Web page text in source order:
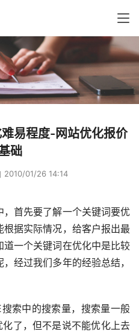
易程度-网站优化报价
础
2010/01/26 14:14
首先要了解一个关键词要优
据实际情况，给客户报出最
一个关键词在优化中是比较
经过我们多年的经验总结，
索中的搜索量，搜索量一般
了，但不是说不能优化上去